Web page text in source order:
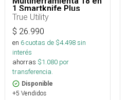
1 Smartknife Plus
True Utility
$ 26.990
en 6cuotas de $4.498sin
interés
ahorras $1.080 por
transferencia.
Disponible
+5 Vendidos